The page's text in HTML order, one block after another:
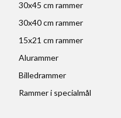
30x45 cm rammer
30x40 cm rammer
15x21 cm rammer
Alurammer
Billedrammer
Rammer i specialmål